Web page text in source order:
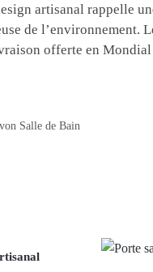
artisanal rappelle
de l’environnement.
offerte en
Salle de Bain